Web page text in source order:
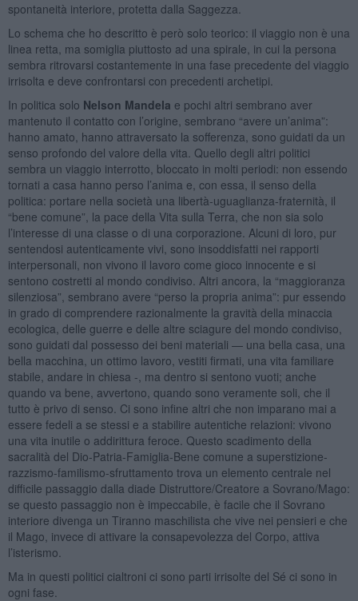
spontaneità interiore, protetta dalla Saggezza.
Lo schema che ho descritto è però solo teorico: il viaggio non è una
linea retta, ma somiglia piuttosto ad una spirale, in cui la persona
sembra ritrovarsi costantemente in una fase precedente del viaggio
irrisolta e deve confrontarsi con precedenti archetipi.
In politica solo Nelson Mandela e pochi altri sembrano aver
mantenuto il contatto con l’origine, sembrano “avere un’anima”:
hanno amato, hanno attraversato la sofferenza, sono guidati da un
senso profondo del valore della vita. Quello degli altri politici
sembra un viaggio interrotto, bloccato in molti periodi: non essendo
tornati a casa hanno perso l’anima e, con essa, il senso della
politica: portare nella società una libertà-uguaglianza-fraternità, il
“bene comune”, la pace della Vita sulla Terra, che non sia solo
l’interesse di una classe o di una corporazione. Alcuni di loro, pur
sentendosi autenticamente vivi, sono insoddisfatti nei rapporti
interpersonali, non vivono il lavoro come gioco innocente e si
sentono costretti al mondo condiviso. Altri ancora, la “maggioranza
silenziosa”, sembrano avere “perso la propria anima”: pur essendo
in grado di comprendere razionalmente la gravità della minaccia
ecologica, delle guerre e delle altre sciagure del mondo condiviso,
sono guidati dal possesso dei beni materiali — una bella casa, una
bella macchina, un ottimo lavoro, vestiti firmati, una vita familiare
stabile, andare in chiesa -, ma dentro si sentono vuoti; anche
quando va bene, avvertono, quando sono veramente soli, che il
tutto è privo di senso. Ci sono infine altri che non imparano mai a
essere fedeli a se stessi e a stabilire autentiche relazioni: vivono
una vita inutile o addirittura feroce. Questo scadimento della
sacralità del Dio-Patria-Famiglia-Bene comune a superstizione-
razzismo-familismo-sfruttamento trova un elemento centrale nel
difficile passaggio dalla diade Distruttore/Creatore a Sovrano/Mago:
se questo passaggio non è impeccabile, è facile che il Sovrano
interiore divenga un Tiranno maschilista che vive nei pensieri e che
il Mago, invece di attivare la consapevolezza del Corpo, attiva
l’isterismo.
Ma in questi politici cialtroni ci sono parti irrisolte del Sé ci sono in
ogni fase.